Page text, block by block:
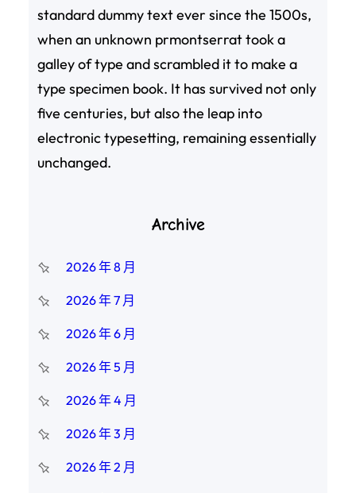
standard dummy text ever since the 1500s,
when an unknown prmontserrat took a
galley of type and scrambled it to make a
type specimen book. It has survived not only
five centuries, but also the leap into
electronic typesetting, remaining essentially
unchanged.
Archive
2026 年 8 月
2026 年 7 月
2026 年 6 月
2026 年 5 月
2026 年 4 月
2026 年 3 月
2026 年 2 月